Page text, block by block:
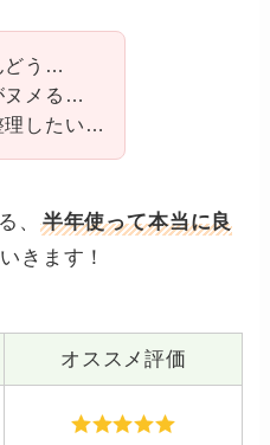
どう…
ヌメる…
理したい…
、
半年使って本当に良
きます！
オススメ評価